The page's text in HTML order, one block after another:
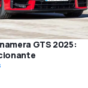
GTS 2025: